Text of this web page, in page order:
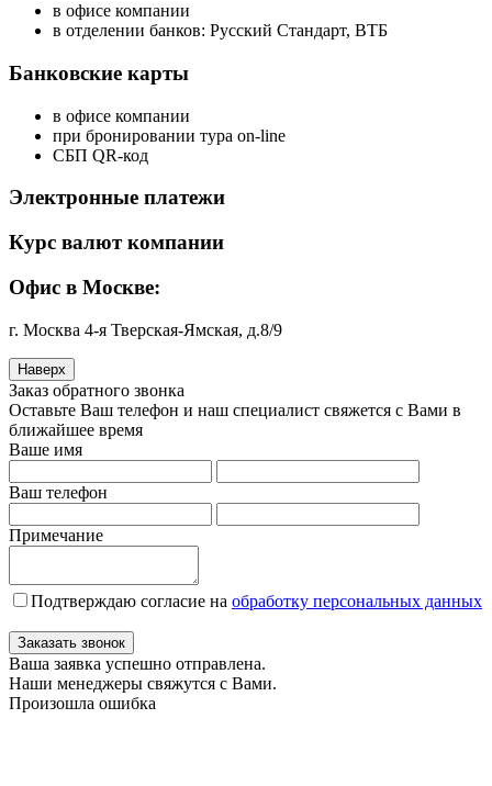
в офисе компании
в отделении банков: Русский Стандарт, ВТБ
Банковские карты
в офисе компании
при бронировании тура on-line
СБП QR-код
Электронные платежи
Курс валют компании
Офис в Москве:
г. Москва 4-я Тверская-Ямская, д.8/9
Наверх
Заказ обратного звонка
Оставьте Ваш телефон и наш специалист свяжется с Вами в
ближайшее время
Ваше имя
Ваш телефон
Примечание
Подтверждаю согласие на обработку персональных данных
Заказать звонок
Ваша заявка успешно отправлена.
Наши менеджеры свяжутся с Вами.
Произошла ошибка